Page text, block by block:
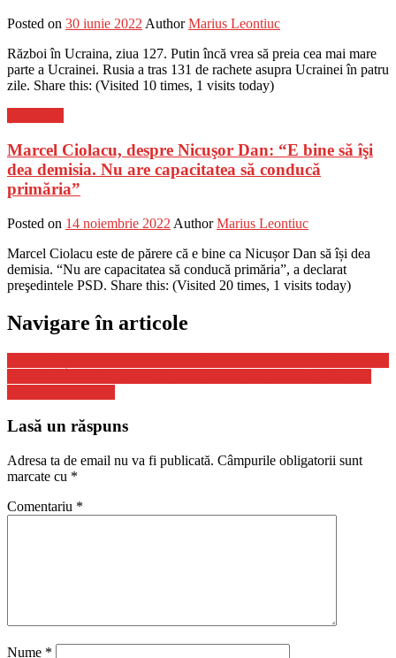
Posted on 30 iunie 2022Author Marius Leontiuc
Război în Ucraina, ziua 127. Putin încă vrea să preia cea mai mare
parte a Ucrainei. Rusia a tras 131 de rachete asupra Ucrainei în patru
zile. Share this: (Visited 10 times, 1 visits today)
Marcel Ciolacu, despre Nicuşor Dan: “E bine să îşi
dea demisia. Nu are capacitatea să conducă
primăria”
Posted on 14 noiembrie 2022 Author Marius Leontiuc
Marcel Ciolacu este de părere că e bine ca Nicușor Dan să își dea
demisia. “Nu are capacitatea să conducă primăria”, a declarat
preşedintele PSD. Share this: (Visited 20 times, 1 visits today)
Navigare în articole
Lasă un răspuns
Adresa ta de email nu va fi publicată. Câmpurile obligatorii sunt
marcate cu *
Comentariu *
Nume *